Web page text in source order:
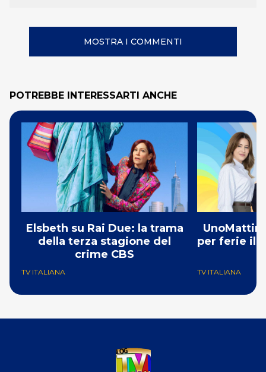
MOSTRA I COMMENTI
POTREBBE INTERESSARTI ANCHE
Elsbeth su Rai Due: la trama
della terza stagione del
crime CBS
TV ITALIANA
per ferie il
TV ITALIANA